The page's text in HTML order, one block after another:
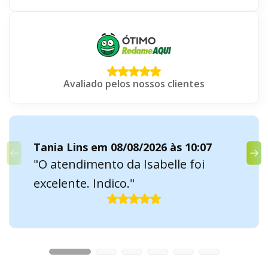
Avaliado pelos nossos clientes
Tania Lins em 08/08/2026 às 10:07
"O atendimento da Isabelle foi
excelente. Indico."